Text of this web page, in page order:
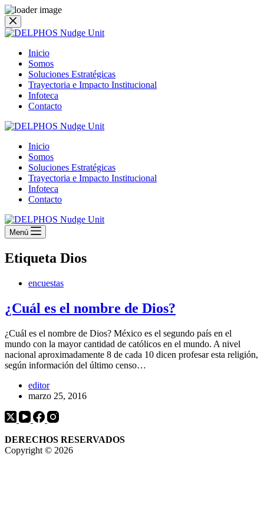
Saltar
al
Inicio
Somos
Soluciones Estratégicas
Trayectoria e Impacto Institucional
Infoteca
Contacto
Inicio
Somos
Soluciones Estratégicas
Trayectoria e Impacto Institucional
Infoteca
Contacto
Menú
Etiqueta Dios
encuestas
¿Cuál es el nombre de Dios?
¿Cuál es el nombre de Dios? México es el segundo país en el
mundo con la mayor cantidad de católicos en el mundo. A nivel
nacional aproximadamente 8 de cada 10 dicen profesar esta religión,
según información del último censo…
editor
marzo 25, 2016
DERECHOS RESERVADOS
Copyright © 2026